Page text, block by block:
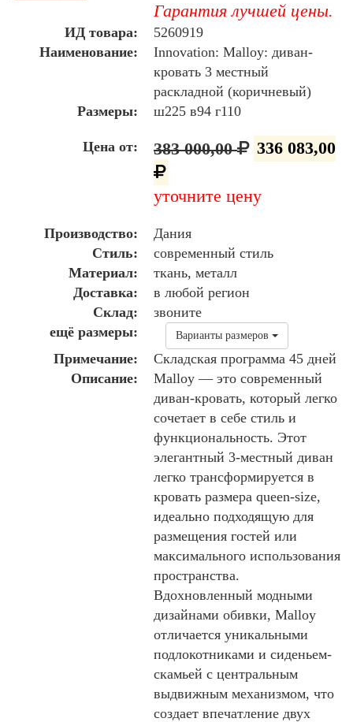
Гарантия лучшей цены.
ИД товара:
5260919
Наименование:
Innovation: Malloy: диван-
кровать 3 местный
раскладной (коричневый)
Размеры:
ш225 в94 г110
Цена от: 383 000,00 336 083,00
уточните цену
Производство:
Дания
Стиль:
современный стиль
Материал:
ткань, металл
Доставка:
в любой регион
Склад:
звоните
ещё размеры:
Варианты размеров
Примечание:
Складская программа 45 дней
Описание:
Malloy — это современный
диван-кровать, который легко
сочетает в себе стиль и
функциональность. Этот
элегантный 3-местный диван
легко трансформируется в
кровать размера queen-size,
идеально подходящую для
размещения гостей или
максимального использования
пространства.
Вдохновленный модными
дизайнами обивки, Malloy
отличается уникальными
подлокотниками и сиденьем-
скамьей с центральным
выдвижным механизмом, что
создает впечатление двух